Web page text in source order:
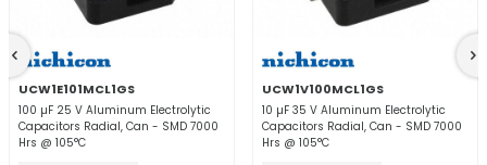
UCW1E101MCL1GS
100 µF 25 V Aluminum Electrolytic
Capacitors Radial, Can - SMD 7000
Hrs @ 105°C
UCW1V100MCL1GS
10 µF 35 V Aluminum Electrolytic
Capacitors Radial, Can - SMD 7000
Hrs @ 105°C